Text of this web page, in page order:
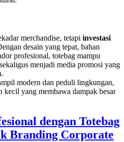
merchandise, tetapi investasi
desain yang tepat, bahan
profesional, totebag mampu
menjadi media promosi yang
modern dan peduli lingkungan,
kecil yang membawa dampak besar
dengan Totebag
Branding Corporate